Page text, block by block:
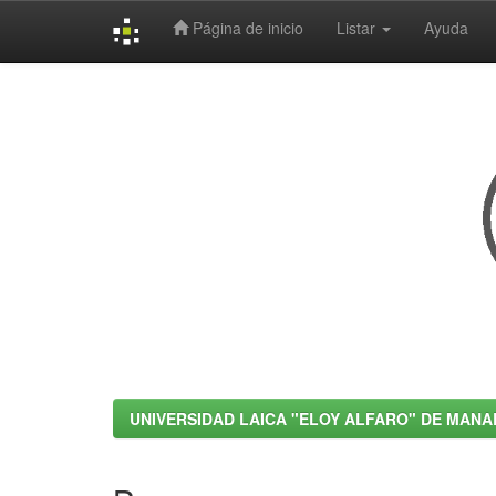
Página de inicio Listar Ayuda
UNIVERSIDAD LAICA "ELOY ALFARO" DE